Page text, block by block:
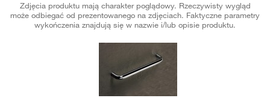
Zdjęcia produktu mają charakter poglądowy. Rzeczywisty wygląd
może odbiegać od prezentowanego na zdjęciach. Faktyczne parametry
wykończenia znajdują się w nazwie i/lub opisie produktu.